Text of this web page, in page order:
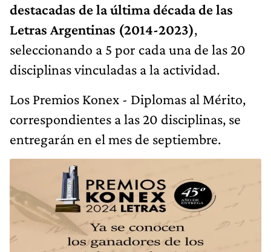
destacadas de la última década de las
Letras Argentinas (2014-2023),
seleccionando a 5 por cada una de las 20
disciplinas vinculadas a la actividad.
Los Premios Konex - Diplomas al Mérito,
correspondientes a las 20 disciplinas, se
entregarán en el mes de septiembre.